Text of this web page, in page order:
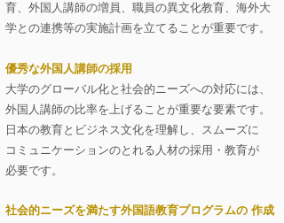
育、外国人講師の増員、職員の異文化教育、海外大
学との連携等の実施計画を立てることが重要です。
優秀な外国人講師の採用
大学のグローバル化と社会的ニーズへの対応には、
外国人講師の比率を上げることが重要な要素です。
日本の教育とビジネス文化を理解し、スムーズに
コミュニケーションのとれる人材の採用・教育が
必要です。
社会的ニーズを満たす外国語教育プログラムの 作成